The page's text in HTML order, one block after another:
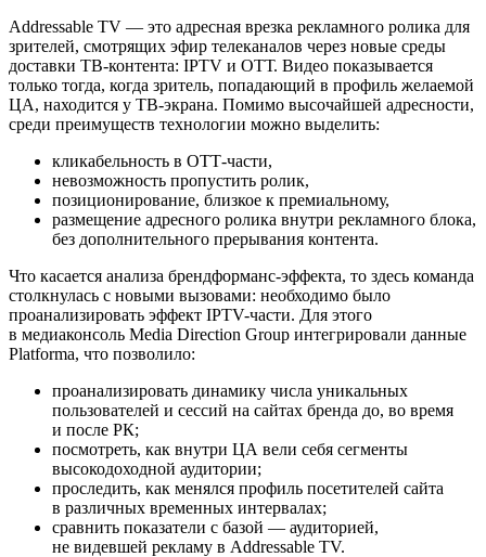
Addressable TV — это адресная врезка рекламного ролика для
зрителей, смотрящих эфир телеканалов через новые среды
доставки ТВ-контента: IPTV и ОТТ. Видео показывается
только тогда, когда зритель, попадающий в профиль желаемой
ЦА, находится у ТВ-экрана. Помимо высочайшей адресности,
среди преимуществ технологии можно выделить:
кликабельность в ОТТ-части,
невозможность пропустить ролик,
позиционирование, близкое к премиальному,
размещение адресного ролика внутри рекламного блока,
без дополнительного прерывания контента.
Что касается анализа брендформанс-эффекта, то здесь команда
столкнулась с новыми вызовами: необходимо было
проанализировать эффект IPTV-части. Для этого
в медиаконсоль Media Direction Group интегрировали данные
Platforma, что позволило:
проанализировать динамику числа уникальных
пользователей и сессий на сайтах бренда до, во время
и после РК;
посмотреть, как внутри ЦА вели себя сегменты
высокодоходной аудитории;
проследить, как менялся профиль посетителей сайта
в различных временных интервалах;
сравнить показатели с базой — аудиторией,
не видевшей рекламу в Addressable TV.